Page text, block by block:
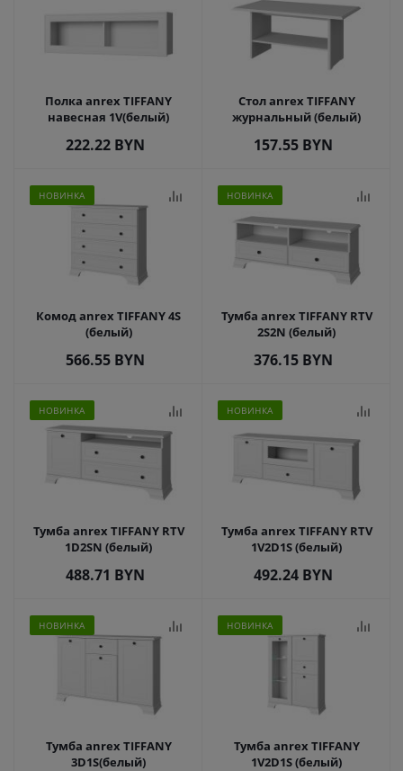
Полка anrex TIFFANY
навесная 1V(белый)
222.22 BYN
Стол anrex TIFFANY
журнальный (белый)
157.55 BYN
НОВИНКА
Комод anrex TIFFANY 4S
(белый)
566.55 BYN
НОВИНКА
Тумба anrex TIFFANY RTV
2S2N (белый)
376.15 BYN
НОВИНКА
Тумба anrex TIFFANY RTV
1D2SN (белый)
488.71 BYN
НОВИНКА
Тумба anrex TIFFANY RTV
1V2D1S (белый)
492.24 BYN
НОВИНКА
Тумба anrex TIFFANY
3D1S(белый)
НОВИНКА
Тумба anrex TIFFANY
1V2D1S (белый)